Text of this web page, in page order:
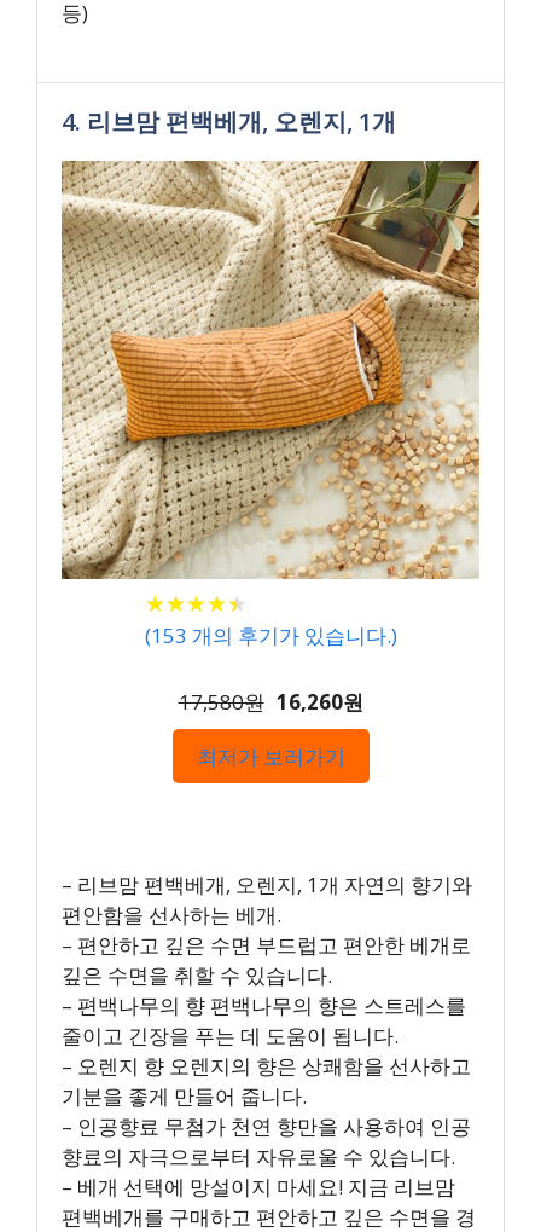
등)
4. 리브맘 편백베개, 오렌지, 1개
★★★★★
★★★★★
(153 개의 후기가 있습니다.)
17,580원 16,260원
최저가 보러가기
– 리브맘 편백베개, 오렌지, 1개 자연의 향기와
편안함을 선사하는 베개.
– 편안하고 깊은 수면 부드럽고 편안한 베개로
깊은 수면을 취할 수 있습니다.
– 편백나무의 향 편백나무의 향은 스트레스를
줄이고 긴장을 푸는 데 도움이 됩니다.
– 오렌지 향 오렌지의 향은 상쾌함을 선사하고
기분을 좋게 만들어 줍니다.
– 인공향료 무첨가 천연 향만을 사용하여 인공
향료의 자극으로부터 자유로울 수 있습니다.
– 베개 선택에 망설이지 마세요! 지금 리브맘
편백베개를 구매하고 편안하고 깊은 수면을 경